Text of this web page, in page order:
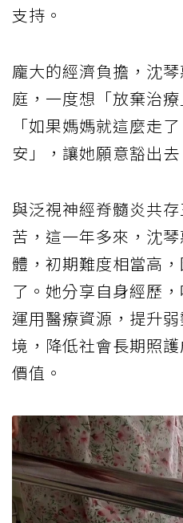
支持。
龐大的經濟負擔，沈
庭，一度想「放棄治
「如果媽媽就這麼走
安」，讓她願意豁出
與泛視神經脊髓炎共
苦，這一年多來，沈
體，初期難度相當高
了。她分享自身經歷
運用醫療資源，提升
境，降低社會長期照
價值。